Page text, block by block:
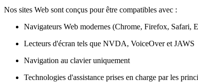
Nos sites Web sont conçus pour être compatibles avec :
Navigateurs Web modernes (Chrome, Firefox, Safari,
Lecteurs d'écran tels que NVDA, VoiceOver et JAWS
Navigation au clavier uniquement
Technologies d'assistance prises en charge par les